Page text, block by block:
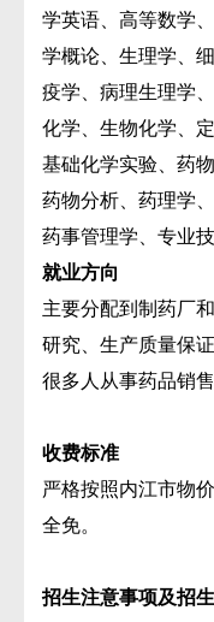
学英语、高等数学
学概论、生理学、
疫学、病理生理学
化学、生物化学、
基础化学实验、药
药物分析、药理学
药事管理学、专业
就业方向
主要分配到制药厂
研究、生产质量保
很多人从事药品销售
收费标准
严格按照内江市物
全免。
招生注意事项及招